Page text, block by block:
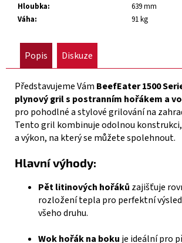
Hloubka:
639 mm
Váha: 91 kg
Popis Diskuze
Představujeme Vám BeefEater 1500
plynový gril s postranním hořákem a
pro pohodlné a stylové grilování na
Tento gril kombinuje odolnou
a výkon, na který se můžete spolehnout.
Hlavní výhody:
Pět litinových hořáků zajišťuje
rozložení tepla pro perfektní
všeho druhu.
Wok hořák na boku je ideální pro
HOŘÁKŮ
991
Kč
Původně:
79
990
Kč